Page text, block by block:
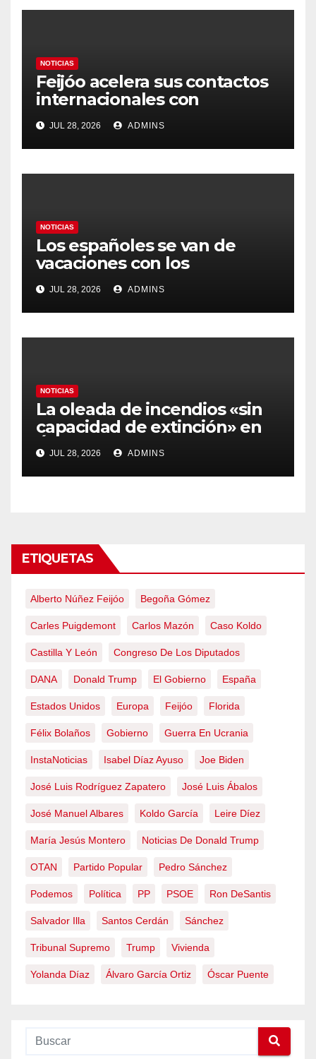
NOTICIAS
Feijóo acelera sus contactos
internacionales con
Latinoamérica como socio
prioritario en su agenda de
gobierno
JUL 28, 2026 ADMINS
NOTICIAS
Los españoles se van de
vacaciones con los
carburantes hasta un 21%
más caros que el año pasado
y los hoteles disparados
JUL 28, 2026 ADMINS
NOTICIAS
La oleada de incendios «sin
capacidad de extinción» en
Ávila y al oeste de Madrid
obliga a declarar la
emergencia nacional
JUL 28, 2026 ADMINS
ETIQUETAS
Alberto Núñez Feijóo Begoña Gómez
Carles Puigdemont Carlos Mazón Caso Koldo
Castilla Y León Congreso De Los Diputados
DANA Donald Trump El Gobierno España
Estados Unidos Europa Feijóo Florida
Félix Bolaños Gobierno Guerra En Ucrania
InstaNoticias Isabel Díaz Ayuso Joe Biden
José Luis Rodríguez Zapatero José Luis Ábalos
José Manuel Albares Koldo García Leire Díez
María Jesús Montero Noticias De Donald Trump
OTAN Partido Popular Pedro Sánchez
Podemos Política PP PSOE Ron DeSantis
Salvador Illa Santos Cerdán Sánchez
Tribunal Supremo Trump Vivienda
Yolanda Díaz Álvaro García Ortiz Óscar Puente